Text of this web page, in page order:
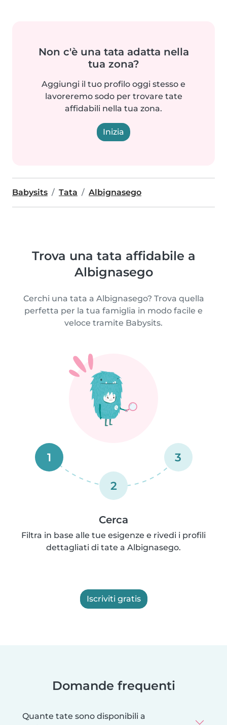
Non c'è una tata adatta nella
tua zona?
Aggiungi il tuo profilo oggi stesso e
lavoreremo sodo per trovare tate
affidabili nella tua zona.
Inizia
Babysits Tata Albignasego
Trova una tata affidabile a
Albignasego
Cerchi una tata a Albignasego? Trova quella
perfetta per la tua famiglia in modo facile e
veloce tramite Babysits.
1
2
3
Cerca
Filtra in base alle tue esigenze e rivedi i profili
dettagliati di tate a Albignasego.
Iscriviti gratis
Domande frequenti
Quante tate sono disponibili a